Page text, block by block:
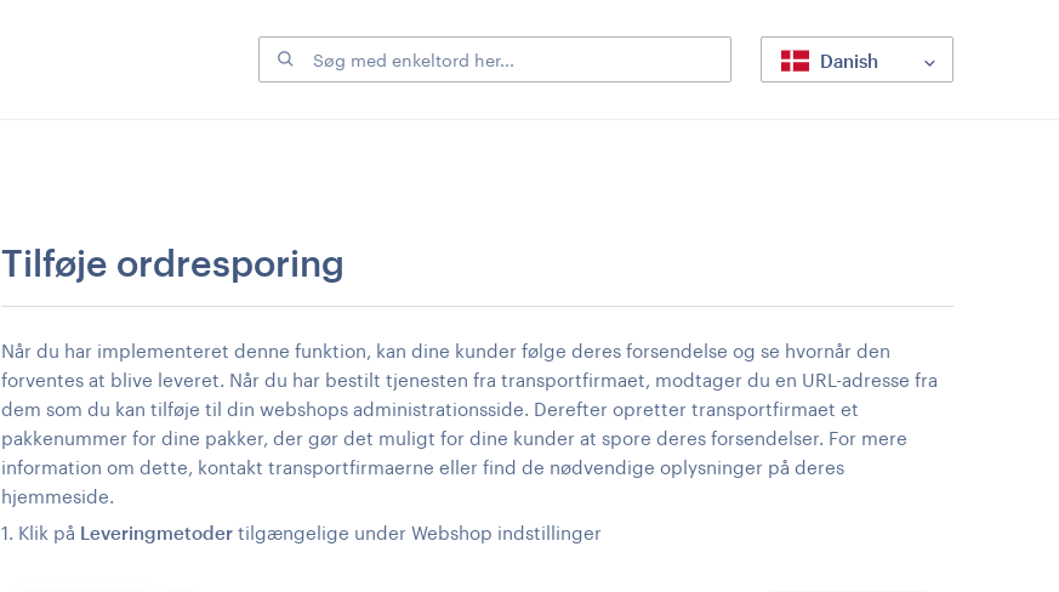
Danish
Tilføje ordresporing
Når du har implementeret denne funktion, kan dine kunder følge deres forsendelse og se hvornår den
forventes at blive leveret. Når du har bestilt tjenesten fra transportfirmaet, modtager du en URL-adresse fra
dem som du kan tilføje til din webshops administrationsside. Derefter opretter transportfirmaet et
pakkenummer for dine pakker, der gør det muligt for dine kunder at spore deres forsendelser. For mere
information om dette, kontakt transportfirmaerne eller find de nødvendige oplysninger på deres
hjemmeside.
1. Klik på Leveringmetoder tilgængelige under Webshop indstillinger